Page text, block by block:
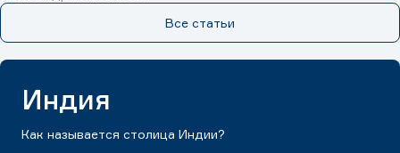
Все статьи
Индия
Как называется столица Индии?